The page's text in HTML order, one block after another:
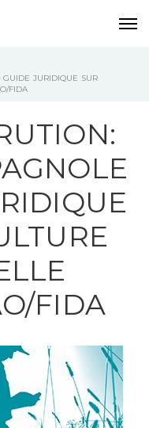
GUIDE JURIDIQUE SUR
FIDA
FIDA